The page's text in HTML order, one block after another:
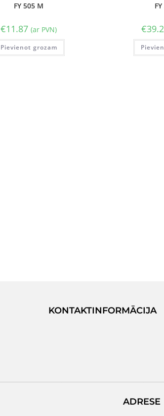
FY 505 M
€11.87 (ar PVN)
Pievienot grozam
€
KONTAKTINFORMĀCIJA
ADRESE